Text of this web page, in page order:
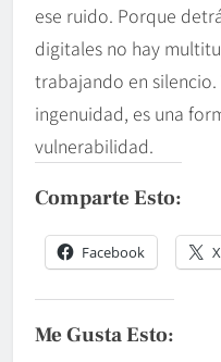
ese ruido. Porque
digitales no hay
trabajando en
ingenuidad, es una
vulnerabilidad.
Comparte Esto:
Facebook X
Me Gusta Esto: